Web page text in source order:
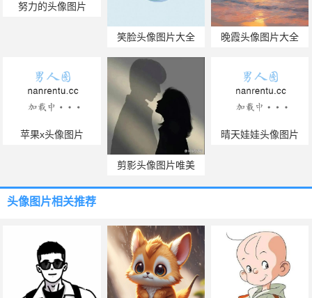
努力的头像图片
笑脸头像图片大全 晚霞头像图片大全
苹果x头像图片
剪影头像图片唯美
晴天娃娃头像图片
头像图片相关推荐